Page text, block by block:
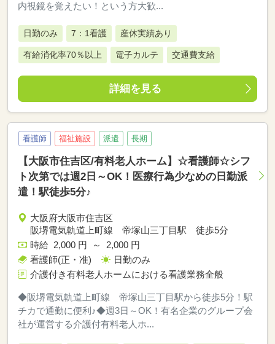
内視鏡を覚えたい！という方大歓...
日勤のみ 7：1看護 産休実績あり
有給消化率70％以上 電子カルテ 交通費支給
詳細を見る
看護師 福祉施設 派遣 長期
【大阪市住吉区/有料老人ホーム】☆看護師☆シフ
ト次第では週2日～OK！医療行為少なめの日勤派
遣！駅徒歩5分♪
大阪府大阪市住吉区
阪堺電気軌道上町線 帝塚山三丁目駅 徒歩5分
時給 2,000 円 ～ 2,000 円
看護師(正・准)
日勤のみ
介護付き有料老人ホームにおける看護業務全般
◆阪堺電気軌道上町線 帝塚山三丁目駅から徒歩5分！駅
チカで通勤に便利♪◆週3日～OK！有名企業のグループ会
社が運営する介護付有料老人ホ...